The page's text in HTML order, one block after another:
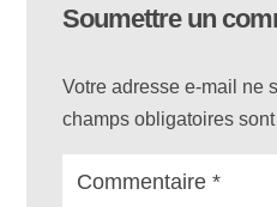
Soumettre un
Votre adresse e-mail ne
champs obligatoires